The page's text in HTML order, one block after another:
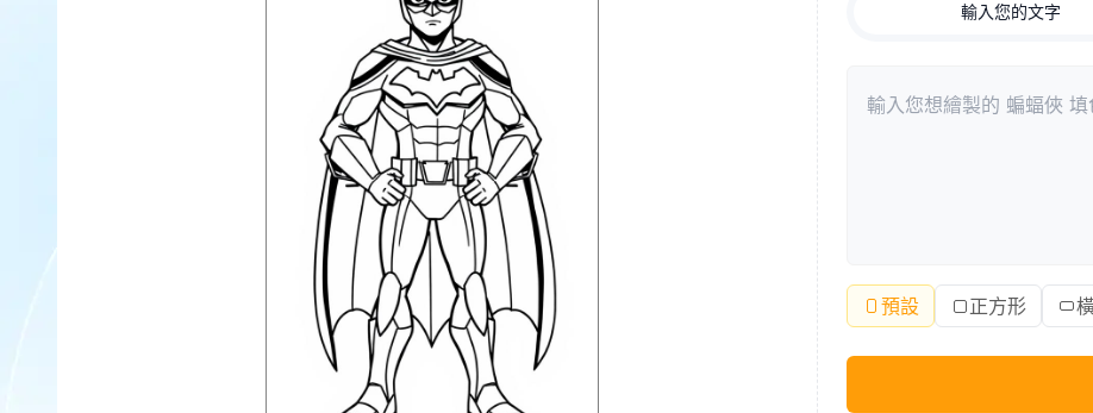
輸入您的文字
預設 正方形